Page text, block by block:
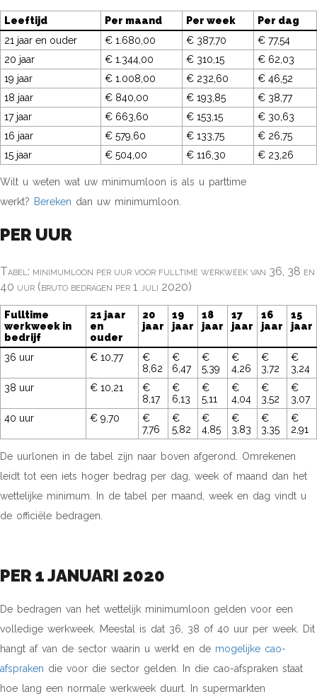
Leeftijd Per maand Per week Per dag
21 jaar en ouder € 1.680,00 € 387,70
€ 77,54
20 jaar
€ 1.344,00 € 310,15
€ 62,03
19 jaar
€ 1.008,00 € 232,60
€ 46,52
18 jaar
€ 840,00 € 193,85
€ 38,77
17 jaar
€ 663,60 € 153,15
€ 30,63
16 jaar
€ 579,60 € 133,75
€ 26,75
15 jaar
€ 504,00 € 116,30 € 23,26
Wilt u weten wat uw minimumloon is als u parttime
werkt? Bereken dan uw minimumloon.
PER UUR
Fulltime
werkweek in
bedrijf
21 jaar
en
ouder
20
jaar
19
jaar
18
jaar
17
jaar
16
jaar
15
jaar
Tabel: minimumloon per uur voor fulltime werkweek van 36, 38 en
40 uur (bruto bedragen per 1 juli 2020)
36 uur € 10,77
€
8,62
€
6,47
€
5,39
€
4,26
€
3,72
€
3,24
38 uur
€ 10,21
€
8,17
€
6,13
€
5,11
€
4,04
€
3,52
€
3,07
40 uur
€ 9,70
€
7,76
€
5,82
€
4,85
€
3,83
€
3,35
€
2,91
De uurlonen in de tabel zijn naar boven afgerond. Omrekenen
leidt tot een iets hoger bedrag per dag, week of maand dan het
wettelijke minimum. In de tabel per maand, week en dag vindt u
de officiële bedragen.
PER 1 JANUARI 2020
De bedragen van het wettelijk minimumloon gelden voor een
volledige werkweek. Meestal is dat 36, 38 of 40 uur per week. Dit
hangt af van de sector waarin u werkt en de mogelijke cao-
afspraken die voor die sector gelden. In die cao-afspraken staat
hoe lang een normale werkweek duurt. In supermarkten